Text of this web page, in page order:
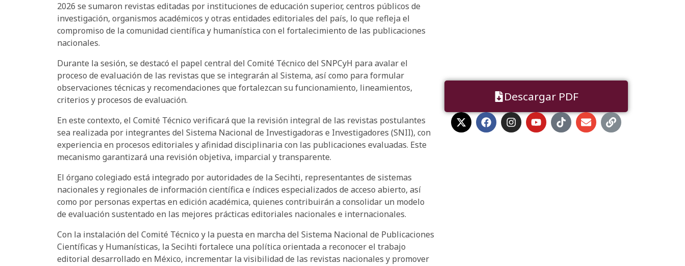
2026 se sumaron revistas editadas por instituciones de educación superior, centros públicos de
investigación, organismos académicos y otras entidades editoriales del país, lo que refleja el
compromiso de la comunidad científica y humanística con el fortalecimiento de las publicaciones
nacionales.
Durante la sesión, se destacó el papel central del Comité Técnico del SNPCyH para avalar el
proceso de evaluación de las revistas que se integrarán al Sistema, así como para formular
observaciones técnicas y recomendaciones que fortalezcan su funcionamiento, lineamientos,
criterios y procesos de evaluación.
En este contexto, el Comité Técnico verificará que la revisión integral de las revistas postulantes
sea realizada por integrantes del Sistema Nacional de Investigadoras e Investigadores (SNII), con
experiencia en procesos editoriales y afinidad disciplinaria con las publicaciones evaluadas. Este
mecanismo garantizará una revisión objetiva, imparcial y transparente.
El órgano colegiado está integrado por autoridades de la Secihti, representantes de sistemas
nacionales y regionales de información científica e índices especializados de acceso abierto, así
como por personas expertas en edición académica, quienes contribuirán a consolidar un modelo
de evaluación sustentado en las mejores prácticas editoriales nacionales e internacionales.
Con la instalación del Comité Técnico y la puesta en marcha del Sistema Nacional de Publicaciones
Científicas y Humanísticas, la Secihti fortalece una política orientada a reconocer el trabajo
editorial desarrollado en México, incrementar la visibilidad de las revistas nacionales y promover
Descargar PDF